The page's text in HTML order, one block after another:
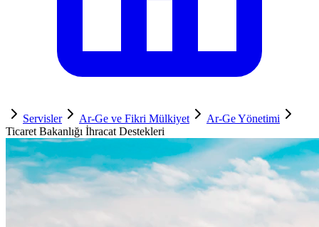
Servisler Ar-Ge ve Fikri Mülkiyet
Ar-Ge Yönetimi
Ticaret Bakanlığı İhracat Destekleri